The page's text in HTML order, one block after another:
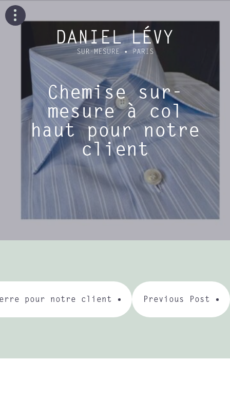
Chemise sur-
mesure à col
haut pour notre
client
Previous Post
pour notre client